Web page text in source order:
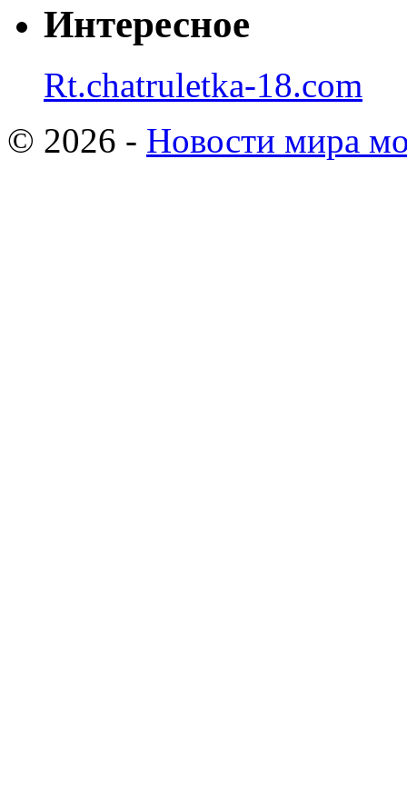
Интересное
Rt.chatruletka-18.com
© 2026 - Новости мира